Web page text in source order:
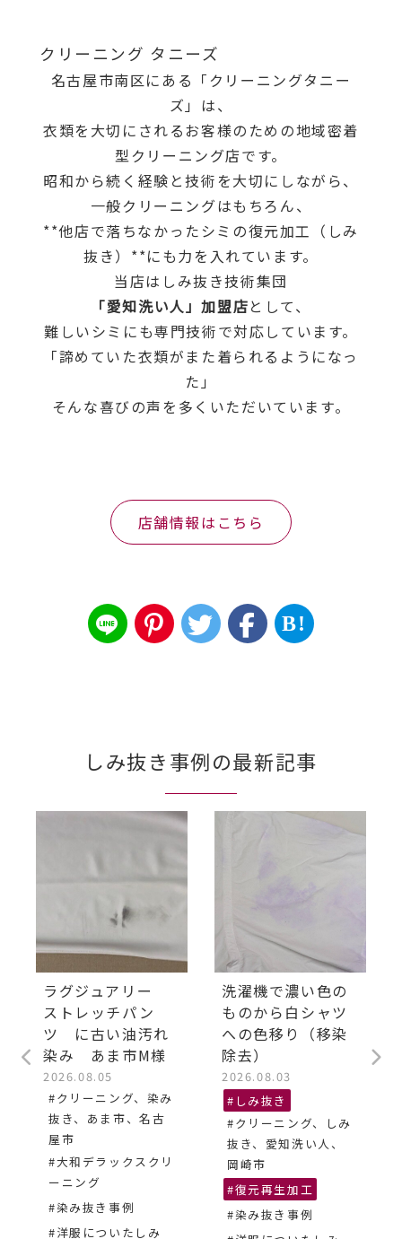
クリーニング タニーズ
名古屋市南区にある「クリーニングタニー
ズ」は、
衣類を大切にされるお客様のための地域密着
型クリーニング店です。
昭和から続く経験と技術を大切にしながら、
一般クリーニングはもちろん、
**他店で落ちなかったシミの復元加工（しみ
抜き）**にも力を入れています。
当店はしみ抜き技術集団
「愛知洗い人」加盟店として、
難しいシミにも専門技術で対応しています。
「諦めていた衣類がまた着られるようになっ
た」
そんな喜びの声を多くいただいています。
店舗情報はこちら
B!
しみ抜き事例の最新記事
ラグジュアリー
ストレッチパン
ツ に古い油汚れ
染み あま市M様
2026.08.05
#クリーニング、染み
抜き、あま市、名古
屋市
#大和デラックスクリ
ーニング
#染み抜き事例
#洋服についたしみ
洗濯機で濃い色の
ものから白シャツ
への色移り（移染
除去）
2026.08.03
#しみ抜き
#クリーニング、しみ
抜き、愛知洗い人、
岡崎市
#復元再生加工
#染み抜き事例